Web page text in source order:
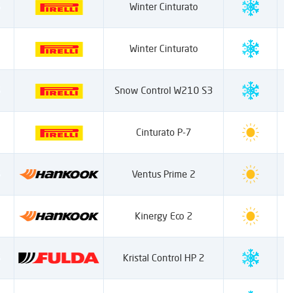
Winter Cinturato
Winter Cinturato
Snow Control W210 S3
Cinturato P-7
Ventus Prime 2
Kinergy Eco 2
Kristal Control HP 2